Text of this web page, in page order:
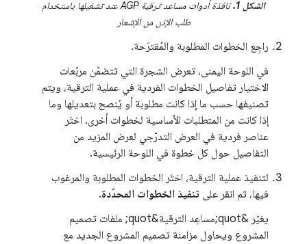
الشكل 1.
نافذة أدوات مساعد ترقية AGP عند تشغيلها باستخدام
طلب الإذن من الإشعار
راجِع الخطوات المطلوبة والمُقترَحة.
في اللوحة اليمنى، تعرض الشجرة التي تتضمّن مربّعات
الاختيار تفاصيل الخطوات الفردية في عملية الترقية، ويتم
تصنيفها حسب ما إذا كانت مطلوبة أو يُنصح بتعديلها وما
إذا كانت من المتطلبات الأساسية لخطوات أخرى. اختَر
عناصر فردية في العرض التدرّجي لعرض المزيد من
التفاصيل حول كل خطوة في اللوحة الرئيسية.
لتنفيذ عملية الترقية، اختَر الخطوات المطلوبة والمرغوب
فيها، ثم انقر على تنفيذ الخطوات المحدّدة.
يغيّر &quot;مساعِد الترقية&quot; ملفات تصميم
المشروع ويحاول مزامنة تصميم المشروع الجديد مع